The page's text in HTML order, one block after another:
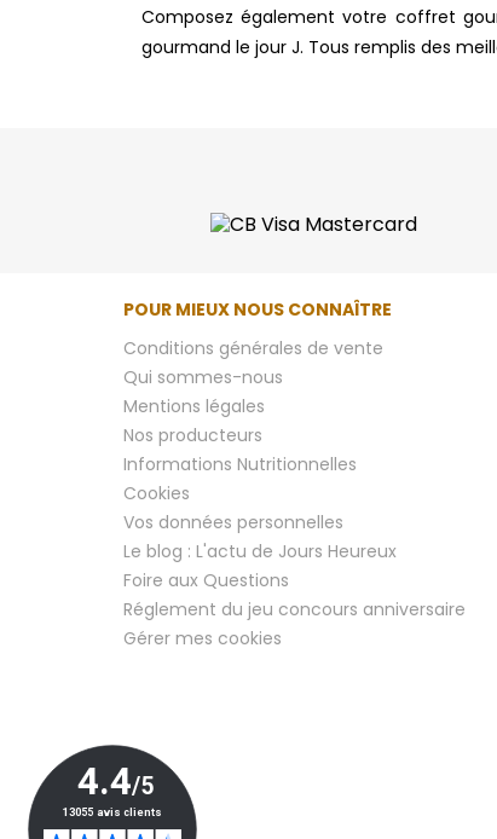
Composez également votre coffret
gourmand le jour J. Tous remplis des
POUR MIEUX NOUS CONNAÎTRE
Conditions générales de vente
Qui sommes-nous
Mentions légales
Nos producteurs
Informations Nutritionnelles
Cookies
Vos données personnelles
Le blog : L'actu de Jours Heureux
Foire aux Questions
Réglement du jeu concours anniversaire
Gérer mes cookies